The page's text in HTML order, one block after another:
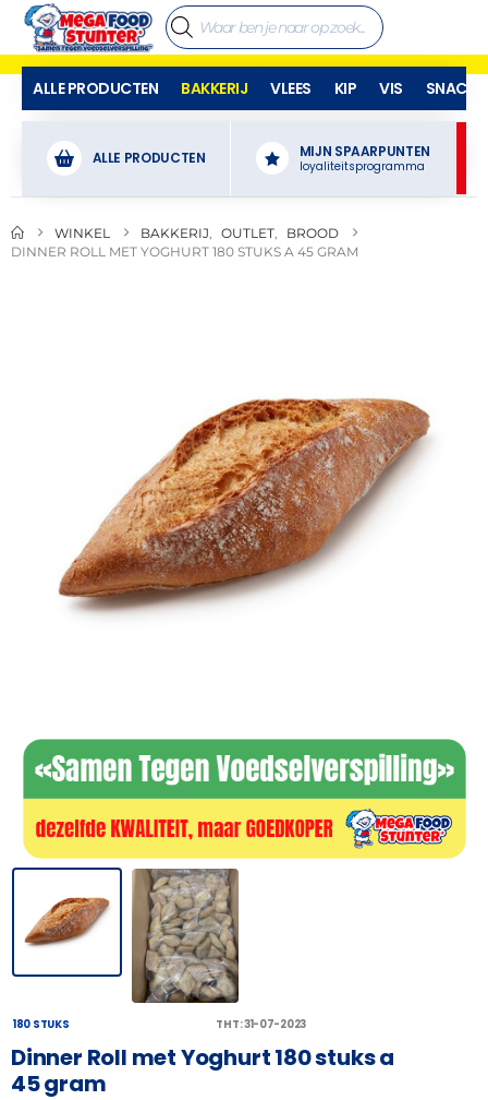
ALLE PRODUCTEN BAKKERIJ VLEES KIP VIS SNACKS
ALLE PRODUCTEN MIJN SPAARPUNTEN
loyaliteitsprogramma
WINKEL BAKKERIJ OUTLET
BROOD
DINNER ROLL MET YOGHURT 180 STUKS A 45 GRAM
180 STUKS THT: 31-07-2023
Dinner Roll met Yoghurt 180 stuks a
45 gram